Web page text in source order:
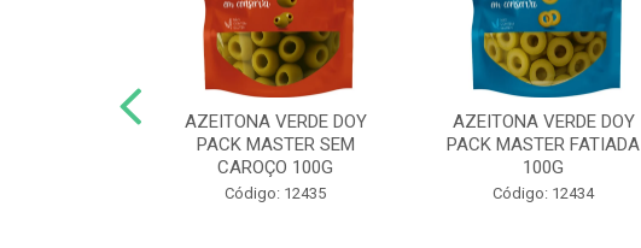
AZEITONA VERDE DOY
PACK MASTER SEM
CAROÇO 100G
Código: 12435
AZEITONA VERDE DOY
PACK MASTER FATIADA
100G
Código: 12434